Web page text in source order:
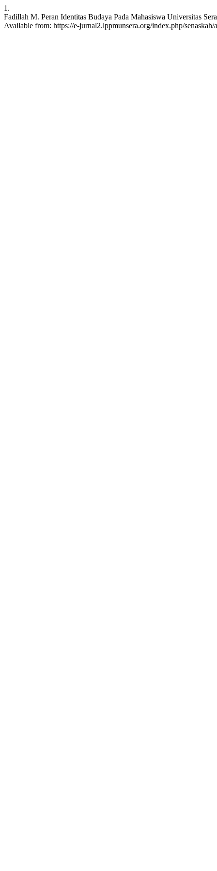
1.
Fadillah M. Peran Identitas Budaya Pada Mahasiswa Universitas
Available from: https://e-jurnal2.lppmunsera.org/index.php/